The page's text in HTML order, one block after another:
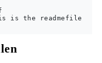
is the readmefile